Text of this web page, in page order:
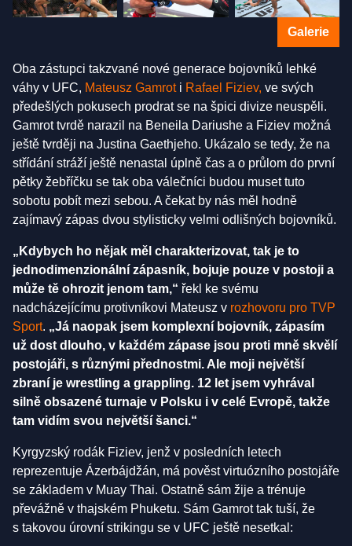
Galerie
Oba zástupci takzvané nové generace bojovníků lehké
váhy v UFC, Mateusz Gamroti Rafael Fiziev, ve svých
předešlých pokusech prodrat se na špici divize neuspěli.
Gamrot tvrdě narazil na Beneila Dariushe a Fiziev možná
ještě tvrději na Justina Gaethjeho. Ukázalo se tedy, že na
střídání stráží ještě nenastal úplně čas a o průlom do první
pětky žebříčku se tak oba válečníci budou muset tuto
sobotu pobít mezi sebou. A čekat by nás měl hodně
zajímavý zápas dvou stylisticky velmi odlišných bojovníků.
„Kdybych ho nějak měl charakterizovat, tak je to
jednodimenzionální zápasník, bojuje pouze v postoji a
může tě ohrozit jenom tam,“ řekl ke svému
nadcházejícímu protivníkovi Mateusz v rozhovoru pro TVP
Sport. „Já naopak jsem komplexní bojovník, zápasím
už dost dlouho, v každém zápase jsou proti mně skvělí
postojáři, s různými přednostmi. Ale moji největší
zbraní je wrestling a grappling. 12 let jsem vyhrával
silně obsazené turnaje v Polsku i v celé Evropě, takže
tam vidím svou největší šanci.“
Kyrgyzský rodák Fiziev, jenž v posledních letech
reprezentuje Ázerbájdžán, má pověst virtuózního postojáře
se základem v Muay Thai. Ostatně sám žije a trénuje
převážně v thajském Phuketu. Sám Gamrot tak tuší, že
s takovou úrovní strikingu se v UFC ještě nesetkal: